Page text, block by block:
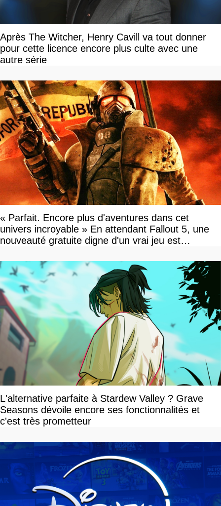
Après The Witcher, Henry Cavill va tout donner
pour cette licence encore plus culte avec une
autre série
« Parfait. Encore plus d'aventures dans cet
univers incroyable » En attendant Fallout 5, une
nouveauté gratuite digne d'un vrai jeu est
L'alternative parfaite à Stardew Valley ? Grave
Seasons dévoile encore ses fonctionnalités et
c'est très prometteur